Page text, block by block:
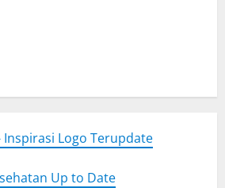
Logo Terupdate
Up to Date